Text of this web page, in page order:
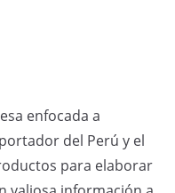
enfocada a
del Perú y el
para elaborar